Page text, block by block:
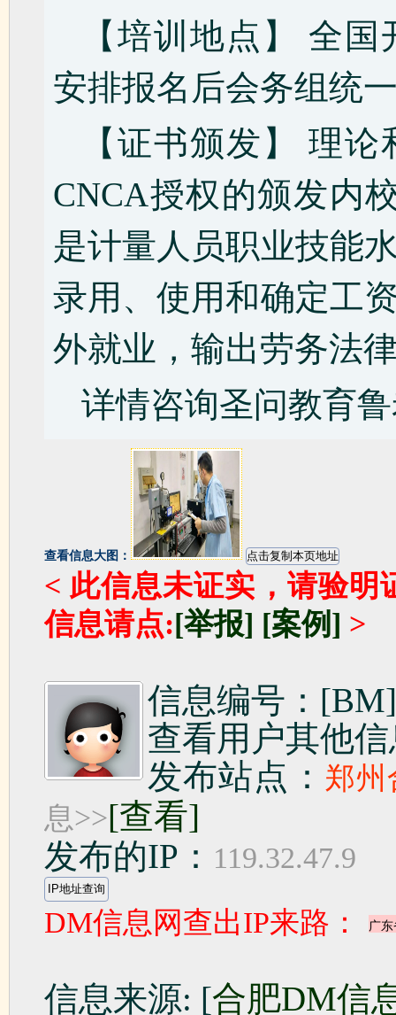
【培训地点】 全
安排报名后会务组统
【证书颁发】 理
CNCA授权的颁发内
是计量人员职业技能
录用、使用和确定工
外就业，输出劳务法
详情咨询圣问教育
查看信息大图：
< 此信息未证实，请验明
信息请点:[举报] [案例] >
信息编号：
查看用户其他
发布站点： 郑州
息>>[查看]
发布的IP： 119.32.47.9
DM信息网查出IP来路：
信息来源: [合肥DM信